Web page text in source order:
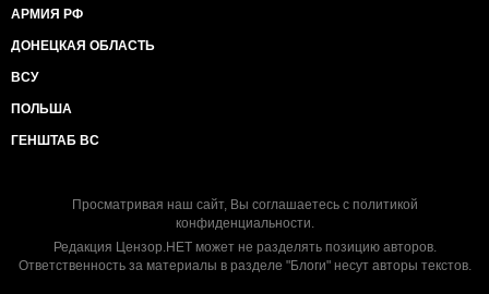
АРМИЯ РФ
ДОНЕЦКАЯ ОБЛАСТЬ
ВСУ
ПОЛЬША
ГЕНШТАБ ВС
Просматривая наш сайт, Вы соглашаетесь с политикой
конфиденциальности.
Редакция Цензор.НЕТ может не разделять позицию авторов.
Ответственность за материалы в разделе "Блоги" несут авторы текстов.